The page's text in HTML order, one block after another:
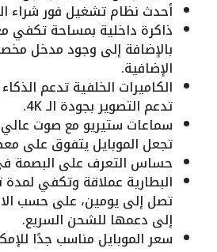
أحدث نظام تشغيل فور شراء
ذاكرة داخلية بمساحة تكفي
بالإضافة إلى وجود مدخل
الإضافية.
الكاميرات الخلفية تدعم
تدعم التصوير بجودة الـ 4K.
سماعات ستيريو مع صوت
تجعل الموبايل يتفوق على
حساس التعرف على البصمة
البطارية عملاقة وتكفي
تصل إلى يومين، على حسب
إلى دعمها للشحن السريع.
سعر الموبايل مناسب جدًا